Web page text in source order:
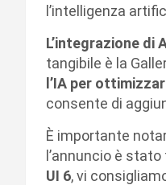
l’intelligenza
L’integrazione di
tangibile è la
l’IA per
consente di
È importante
l’annuncio è
UI 6, vi